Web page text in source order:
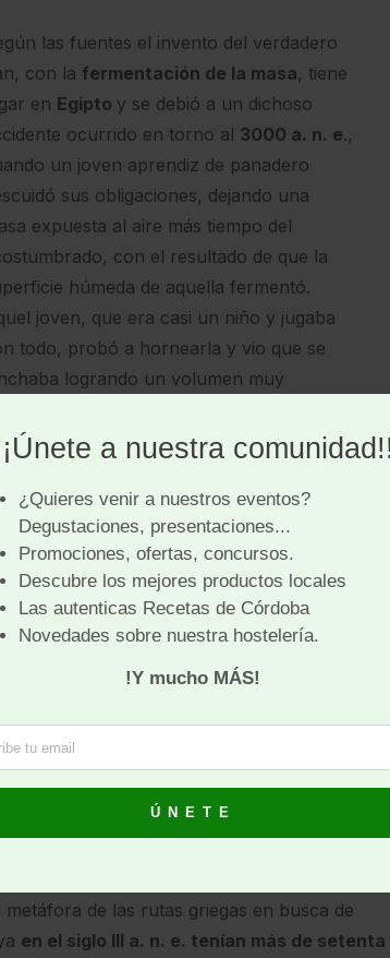
las fuentes el invento del verdadero
con la fermentación de la masa, tiene
en Egipto y se debió a un dichoso
ocurrido en torno al 3000 a. n. e.,
un joven aprendiz de panadero
sus obligaciones, dejando una
expuesta al aire más tiempo del
con el resultado de que la
húmeda de aquella fermentó.
joven, que era casi un niño y jugaba
todo, probó a hornearla y vio que se
logrando un volumen muy
esponjoso, de cáscara dorada y
sabroso y fácil de digerir
de la masa se había logrado
forma natural y casual.
e.), la famosa deKeops ,Kefreny
del pan
, inventaron el horno y llegaron
reconocidos por el Código de
“Contigo pan y cebolla”, el principal
un pequeño pan de trigo en el lugar de
Egipto (para algunos historiadores el
de las rutas griegas en busca de
en el siglo III a. n. e. tenían más de setenta